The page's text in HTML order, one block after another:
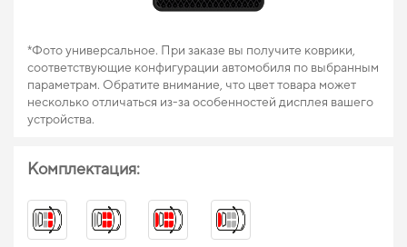
*Фото универсальное. При заказе вы получите коврики,
соответствующие конфигурации автомобиля по выбранным
параметрам. Обратите внимание, что цвет товара может
несколько отличаться из-за особенностей дисплея вашего
устройства.
Комплектация: